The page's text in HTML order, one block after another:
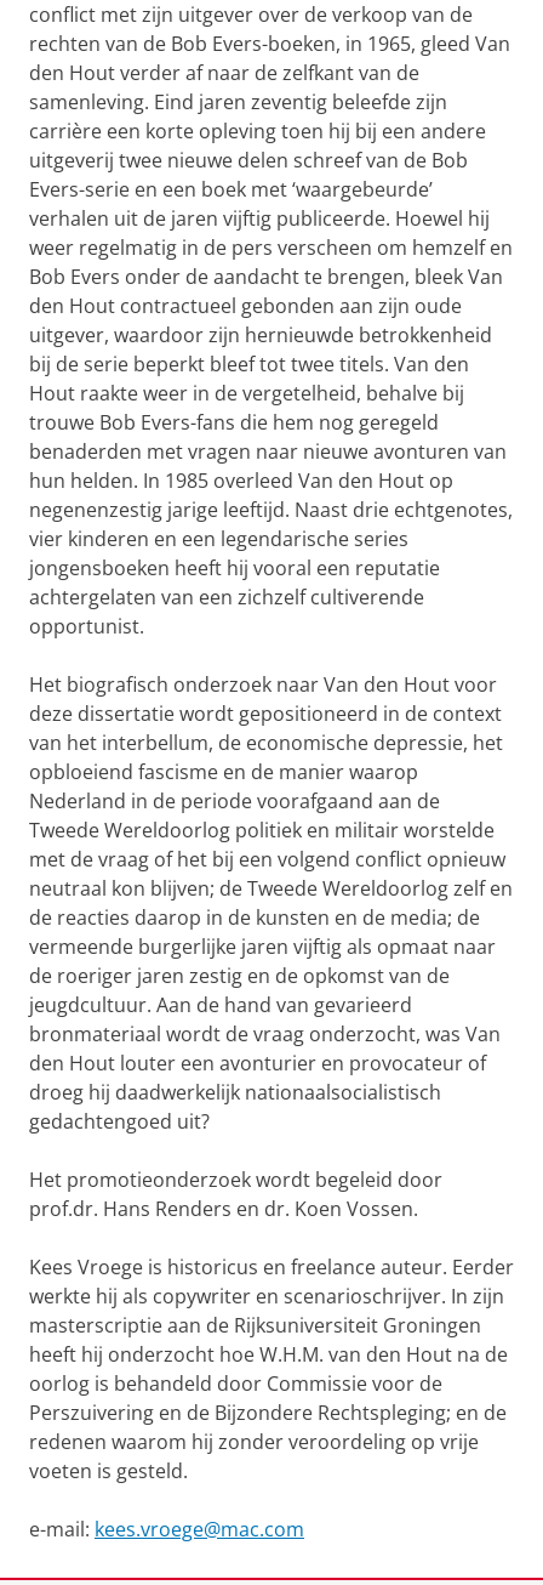
conflict met zijn uitgever over de verkoop van de
rechten van de Bob Evers-boeken, in 1965, gleed Van
den Hout verder af naar de zelfkant van de
samenleving. Eind jaren zeventig beleefde zijn
carrière een korte opleving toen hij bij een andere
uitgeverij twee nieuwe delen schreef van de Bob
Evers-serie en een boek met ‘waargebeurde’
verhalen uit de jaren vijftig publiceerde. Hoewel hij
weer regelmatig in de pers verscheen om hemzelf en
Bob Evers onder de aandacht te brengen, bleek Van
den Hout contractueel gebonden aan zijn oude
uitgever, waardoor zijn hernieuwde betrokkenheid
bij de serie beperkt bleef tot twee titels. Van den
Hout raakte weer in de vergetelheid, behalve bij
trouwe Bob Evers-fans die hem nog geregeld
benaderden met vragen naar nieuwe avonturen van
hun helden. In 1985 overleed Van den Hout op
negenenzestig jarige leeftijd. Naast drie echtgenotes,
vier kinderen en een legendarische series
jongensboeken heeft hij vooral een reputatie
achtergelaten van een zichzelf cultiverende
opportunist.
Het biografisch onderzoek naar Van den Hout voor
deze dissertatie wordt gepositioneerd in de context
van het interbellum, de economische depressie, het
opbloeiend fascisme en de manier waarop
Nederland in de periode voorafgaand aan de
Tweede Wereldoorlog politiek en militair worstelde
met de vraag of het bij een volgend conflict opnieuw
neutraal kon blijven; de Tweede Wereldoorlog zelf en
de reacties daarop in de kunsten en de media; de
vermeende burgerlijke jaren vijftig als opmaat naar
de roeriger jaren zestig en de opkomst van de
jeugdcultuur. Aan de hand van gevarieerd
bronmateriaal wordt de vraag onderzocht, was Van
den Hout louter een avonturier en provocateur of
droeg hij daadwerkelijk nationaalsocialistisch
gedachtengoed uit?
Het promotieonderzoek wordt begeleid door
prof.dr. Hans Renders en dr. Koen Vossen.
Kees Vroege is historicus en freelance auteur. Eerder
werkte hij als copywriter en scenarioschrijver. In zijn
masterscriptie aan de Rijksuniversiteit Groningen
heeft hij onderzocht hoe W.H.M. van den Hout na de
oorlog is behandeld door Commissie voor de
Perszuivering en de Bijzondere Rechtspleging; en de
redenen waarom hij zonder veroordeling op vrije
voeten is gesteld.
e-mail: kees.vroege@mac.com